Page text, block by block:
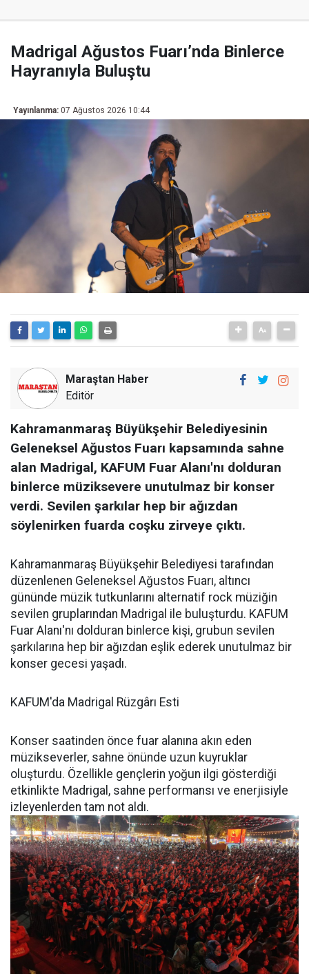
Madrigal Ağustos Fuarı’nda Binlerce
Hayranıyla Buluştu
Yayınlanma: 07 Ağustos 2026 10:44
Maraştan Haber
Editör
Kahramanmaraş Büyükşehir Belediyesinin
Geleneksel Ağustos Fuarı kapsamında sahne
alan Madrigal, KAFUM Fuar Alanı'nı dolduran
binlerce müziksevere unutulmaz bir konser
verdi. Sevilen şarkılar hep bir ağızdan
söylenirken fuarda coşku zirveye çıktı.
Kahramanmaraş Büyükşehir Belediyesi tarafından
düzenlenen Geleneksel Ağustos Fuarı, altıncı
gününde müzik tutkunlarını alternatif rock müziğin
sevilen gruplarından Madrigal ile buluşturdu. KAFUM
Fuar Alanı'nı dolduran binlerce kişi, grubun sevilen
şarkılarına hep bir ağızdan eşlik ederek unutulmaz bir
konser gecesi yaşadı.
KAFUM'da Madrigal Rüzgârı Esti
Konser saatinden önce fuar alanına akın eden
müzikseverler, sahne önünde uzun kuyruklar
oluşturdu. Özellikle gençlerin yoğun ilgi gösterdiği
etkinlikte Madrigal, sahne performansı ve enerjisiyle
izleyenlerden tam not aldı.